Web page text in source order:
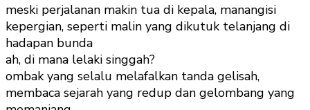
meski perjalanan makin tua di kepala, manangisi
kepergian, seperti malin yang dikutuk telanjang di
hadapan bunda
ah, di mana lelaki singgah?
ombak yang selalu melafalkan tanda gelisah,
membaca sejarah yang redup dan gelombang yang